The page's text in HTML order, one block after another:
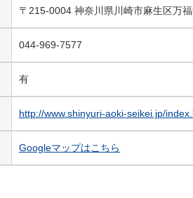
〒215-0004 神奈川県川崎市麻生区万
044-969-7577
有
http://www.shinyuri-aoki-seikei.jp/
Googleマップはこちら